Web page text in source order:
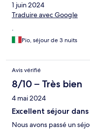
1 juin 2024
Traduire avec Google
.
Pio, séjour de 3 nuits
Avis vérifié
8/10 – Très bien
4 mai 2024
Excellent séjour dans
Nous avons passé un